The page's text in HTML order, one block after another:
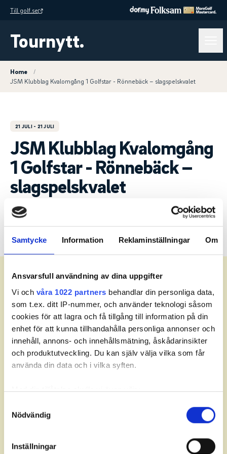
Samtycke Information Reklaminställningar Om
Ansvarsfull användning av dina uppgifter
Vi och våra 1022 partners behandlar din personliga data,
som t.ex. ditt IP-nummer, och använder teknologi såsom
cookies för att lagra och få tillgång till information på din
enhet för att kunna tillhandahålla personliga annonser och
innehåll, annons- och innehållsmätning, åskådarinsikter
och produktutveckling. Du kan själv välja vilka som får
använda din data och i vilka syften.
Med din tillåtelse skulle vi även vilja:
kan ha en noggrannhet på upp till flera meter
Nödvändig
Inställningar
Till golf.se
Tournytt.
Home
/
JSM Klubblag Kvalomgång 1 Golfstar - Rönnebäck – slagspelskvalet
21 JULI - 21 JULI
JSM Klubblag Kvalomgång
1 Golfstar - Rönnebäck –
slagspelskvalet
Svenska Juniortouren
Meny
Partners